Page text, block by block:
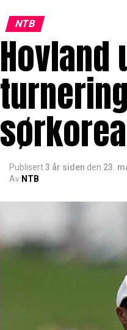
NTB
Hovland
Publisert3 år siden den 23.
Av NTB